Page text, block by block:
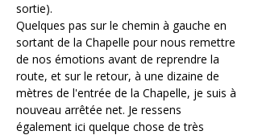
sortie).
Quelques pas sur le chemin à gauche en
sortant de la Chapelle pour nous remettre
de nos émotions avant de reprendre la
route, et sur le retour, à une dizaine de
mètres de l'entrée de la Chapelle, je suis à
nouveau arrêtée net. Je ressens
également ici quelque chose de très